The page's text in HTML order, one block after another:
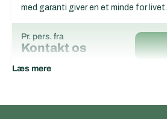
med garanti giver en et minde for livet.
Pr. pers. fra
Kontakt os
Læs mere